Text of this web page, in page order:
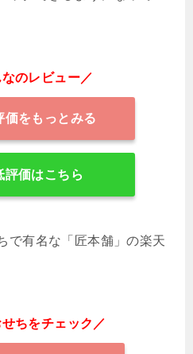
のレビュー／
をもっとみる
価はこちら
で有名な「匠本舗」の楽天
ちをチェック／